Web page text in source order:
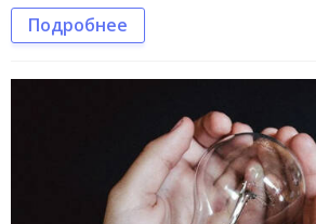
Подробнее